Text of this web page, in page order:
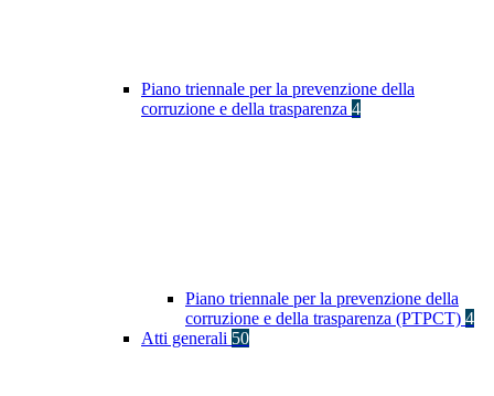
Piano triennale per la prevenzione della
corruzione e della trasparenza 4
Piano triennale per la prevenzione della
corruzione e della trasparenza (PTPCT) 4
Atti generali 50